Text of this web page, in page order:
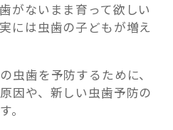
がないまま育って欲しい
には虫歯の子どもが増え
虫歯を予防するために、
因や、新しい虫歯予防の
。